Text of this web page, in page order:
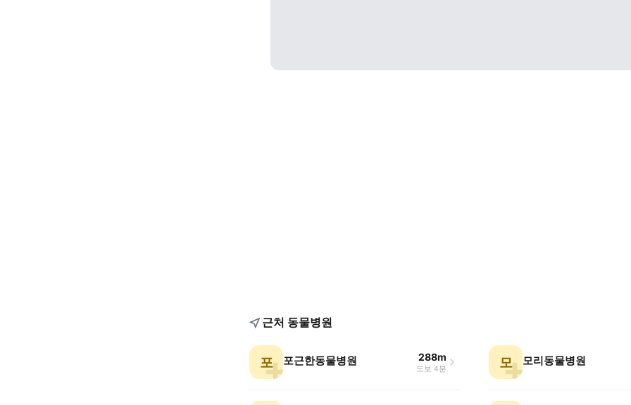
근처 동물병원
포 포근한동물병원 288m
도보 4분 모 모리동물병원